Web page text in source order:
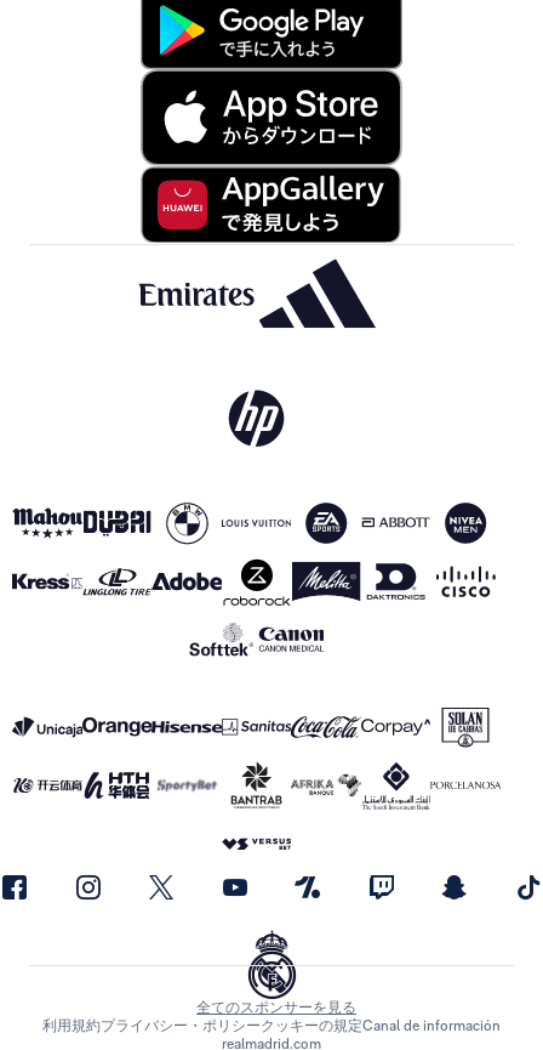
全てのスポンサーを見る
利用規約プライバシー・ポリシークッキーの規定Canal de información
realmadrid.com